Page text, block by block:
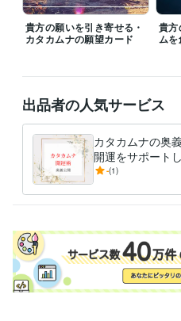
得意分野
住まい・美容・生活相談 開運の
住まい・美容・生活相談 環境の
語学力
英語 日常会話レベル
貴方の願いを引き寄せる・
カタカムナの願望カード
貴方
ムを
出品者の人気サービス
カタカムナの奥
開運をサポート
なプレゼントと
-(1)